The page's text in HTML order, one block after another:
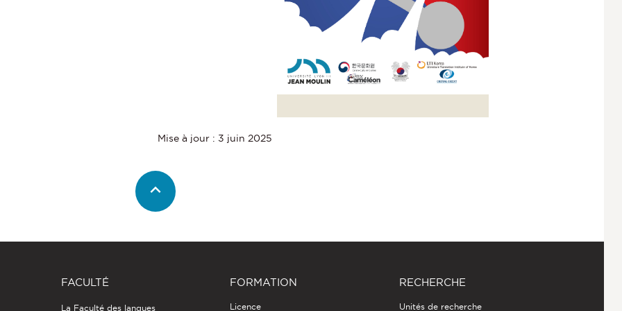
Mise à jour : 3 juin 2025
FACULTÉ
La Faculté des langues
FORMATION
Licence
RECHERCHE
Unités de recherche